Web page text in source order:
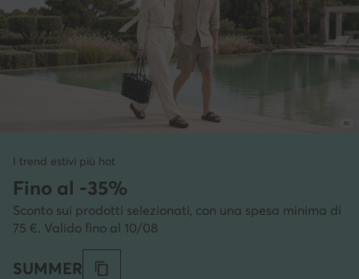
I trend estivi più hot
Fino al -35%
Sconto sui prodotti selezionati, con una spesa minima di
75 €. Valido fino al 10/08
SUMMER